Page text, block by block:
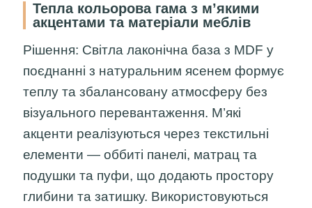
Тепла кольорова гама з м’якими
акцентами та матеріали меблів
Рішення: Світла лаконічна база з MDF у
поєднанні з натуральним ясенем формує
теплу та збалансовану атмосферу без
візуального перевантаження. М’які
акценти реалізуються через текстильні
елементи — оббиті панелі, матрац та
подушки та пуфи, що додають простору
глибини та затишку. Використовуються